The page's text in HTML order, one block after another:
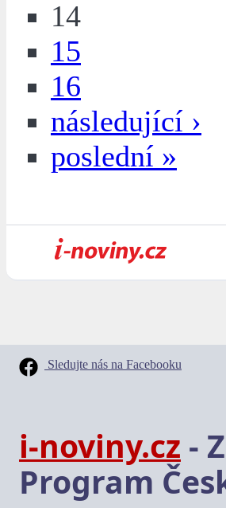
14
15
16
následující ›
poslední »
Sledujte nás na Facebooku
i-noviny.cz -
Program